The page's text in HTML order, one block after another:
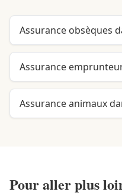
Assurance obsèques
Assurance
Assurance animaux
Pour aller plus